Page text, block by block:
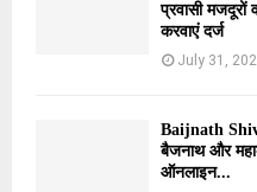
प्रवासी मजदूरों
करवाएं दर्ज
July 31,
Baijnath
बैजनाथ और
ऑनलाइन...